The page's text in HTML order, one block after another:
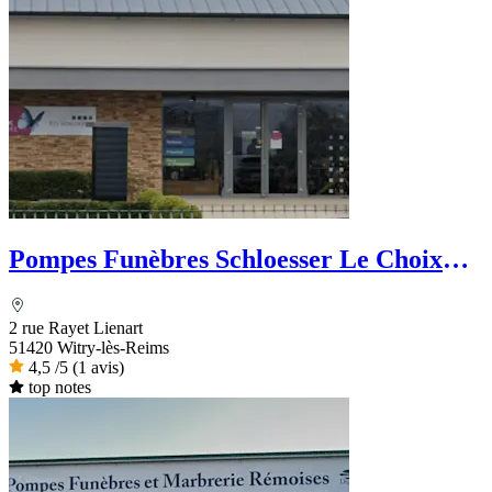
Pompes Funèbres Schloesser Le Choix
2 rue Rayet Lienart
51420 Witry-lès-Reims
4,5 /5 (1 avis)
top notes